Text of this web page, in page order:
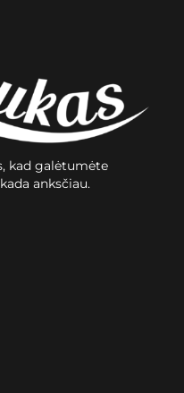
kad galėtumėte
anksčiau.